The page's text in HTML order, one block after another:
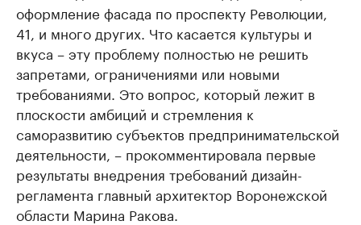
оформление фасада по проспекту Революции,
41, и много других. Что касается культуры и
вкуса – эту проблему полностью не решить
запретами, ограничениями или новыми
требованиями. Это вопрос, который лежит в
плоскости амбиций и стремления к
саморазвитию субъектов предпринимательской
деятельности, – прокомментировала первые
результаты внедрения требований дизайн-
регламента главный архитектор Воронежской
области Марина Ракова.